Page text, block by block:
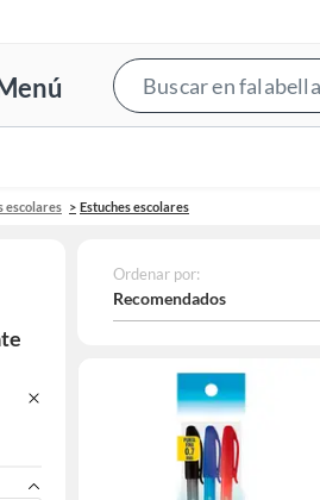
escolares Estuches escolares
Ordenar por:
Recomendados